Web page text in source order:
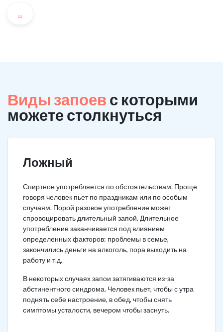
...
Виды запоев с которыми
можете столкнуться
Ложный
Спиртное употребляется по обстоятельствам. Проще
говоря человек пьет по праздникам или по особым
случаям. Порой разовое употребление может
спровоцировать длительный запой. Длительное
употребление заканчивается под влиянием
определенных факторов: проблемы в семье,
закончились деньги на алкоголь, пора выходить на
работу и т.д.
В некоторых случаях запои затягиваются из-за
абстинентного синдрома. Человек пьет, чтобы с утра
поднять себе настроение, в обед, чтобы снять
симптомы усталости, вечером чтобы заснуть.